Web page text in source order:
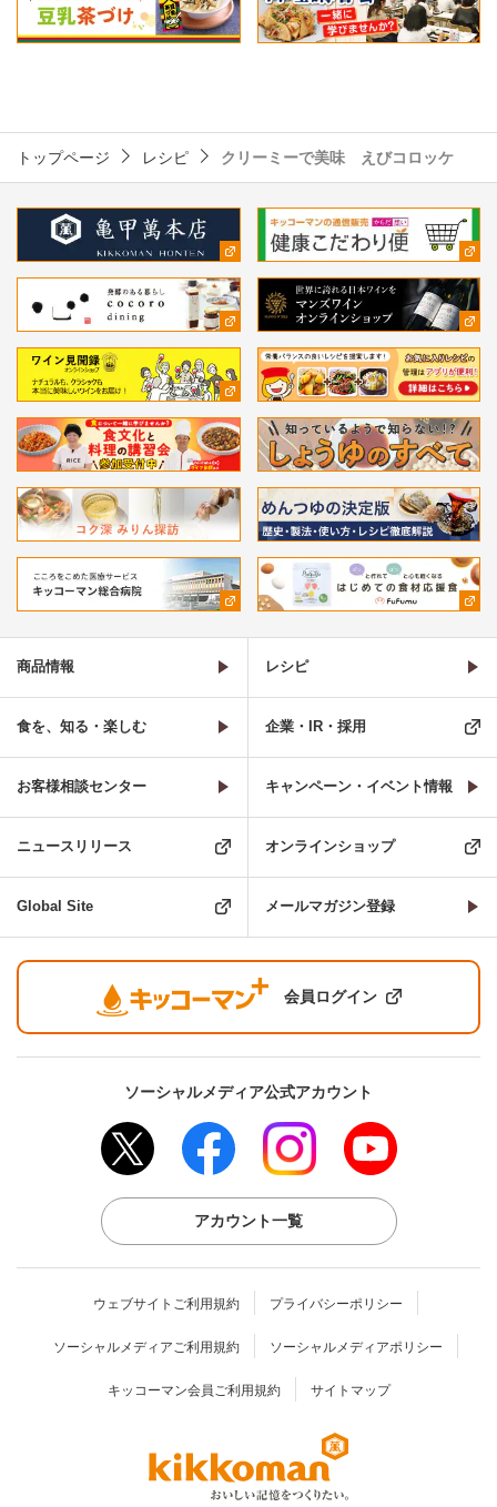
トップページ レシピ クリーミーで美味 えびコロッケ
商品情報 レシピ
食を、知る・楽しむ 企業・IR・採用
お客様相談センター キャンペーン・イベント情報
ニュースリリース オンラインショップ
Global Site メールマガジン登録
会員ログイン
ソーシャルメディア公式アカウント
アカウント一覧
ウェブサイトご利用規約 プライバシーポリシー
ソーシャルメディアご利用規約 ソーシャルメディアポリシー
キッコーマン会員ご利用規約 サイトマップ